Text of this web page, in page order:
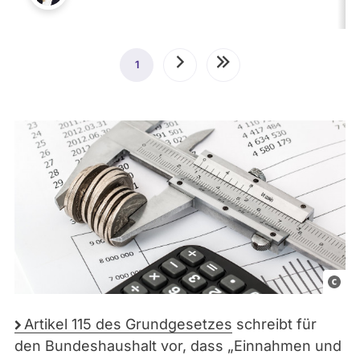
Seitennummerierung
Aktuelle
1 NächsteLetzte
s
v
Artikel 115 des Grundgesetzes schreibt für
den Bundeshaushalt vor, dass „Einnahmen und